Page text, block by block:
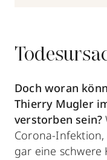
Doch woran
Thierry Mugler
verstorben sein?
Corona-
gar eine schwere